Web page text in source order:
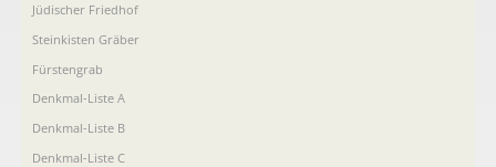
Jüdischer Friedhof
Steinkisten Gräber
Fürstengrab
Denkmal-Liste A
Denkmal-Liste B
Denkmal-Liste C